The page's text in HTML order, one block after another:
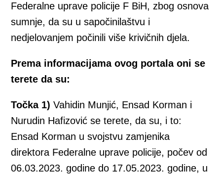
Federalne uprave policije F BiH, zbog osnova
sumnje, da su u sapočinilaštvu i
nedjelovanjem počinili više krivičnih djela.
Prema informacijama ovog portala oni se
terete da su:
Točka 1) Vahidin Munjić, Ensad Korman i
Nurudin Hafizović se terete, da su, i to:
Ensad Korman u svojstvu zamjenika
direktora Federalne uprave policije, počev od
06.03.2023. godine do 17.05.2023. godine, u